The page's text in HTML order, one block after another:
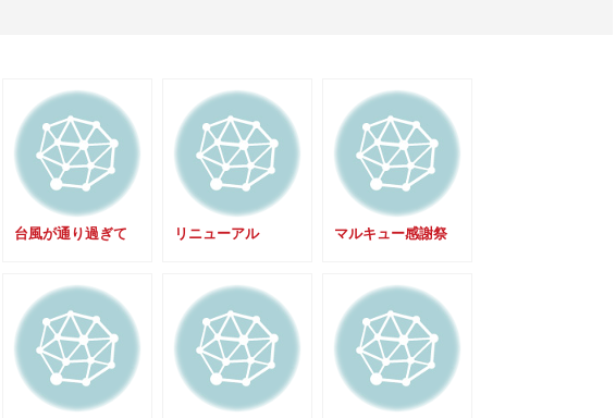
台風が通り過ぎて リニューアル マルキュー感謝祭